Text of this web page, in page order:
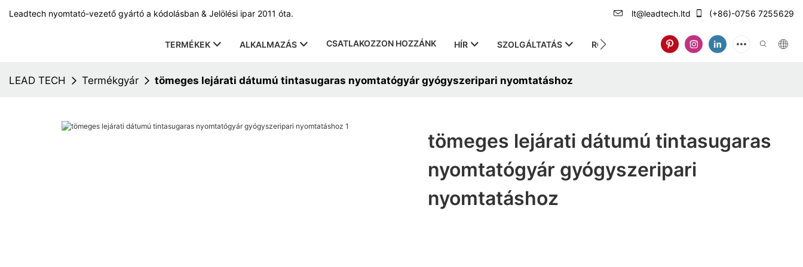
Leadtech nyomtató-vezető gyártó a kódolásban & Jelölési ipar 2011 óta. lt@leadtech.ltd (+86)-0756 7255629
TERMÉKEK ALKALMAZÁS CSATLAKOZZON HOZZÁNK HÍR SZOLGÁLTATÁS RÓLUNK
LEAD TECH Termékgyár tömeges lejárati dátumú tintasugaras nyomtatógyár gyógyszeripari nyomtatáshoz
tömeges lejárati dátumú tintasugaras
nyomtatógyár gyógyszeripari
nyomtatáshoz